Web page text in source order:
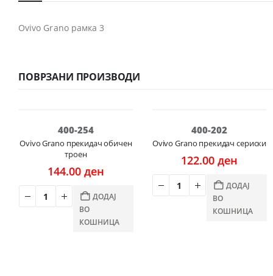
Ovivo Grano рамка 3
ПОВРЗАНИ ПРОИЗВОДИ
400-254
Ovivo Grano прекидач обичен
троен
144.00 ден
ДОДАЈ
ВО
КОШНИЦА
400-202
Ovivo Grano прекидач сериски
122.00 ден
ДОДАЈ
ВО
КОШНИЦА